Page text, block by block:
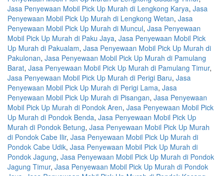
Jasa Penyewaan Mobil Pick Up Murah di Lengkong Karya, Jasa
Penyewaan Mobil Pick Up Murah di Lengkong Wetan, Jasa
Penyewaan Mobil Pick Up Murah di Muncul, Jasa Penyewaan
Mobil Pick Up Murah di Paku Jaya, Jasa Penyewaan Mobil Pick
Up Murah di Pakualam, Jasa Penyewaan Mobil Pick Up Murah di
Pakulonan, Jasa Penyewaan Mobil Pick Up Murah di Pamulang
Barat, Jasa Penyewaan Mobil Pick Up Murah di Pamulang Timur,
Jasa Penyewaan Mobil Pick Up Murah di Perigi Baru, Jasa
Penyewaan Mobil Pick Up Murah di Perigi Lama, Jasa
Penyewaan Mobil Pick Up Murah di Pisangan, Jasa Penyewaan
Mobil Pick Up Murah di Pondok Aren, Jasa Penyewaan Mobil Pick
Up Murah di Pondok Benda, Jasa Penyewaan Mobil Pick Up
Murah di Pondok Betung, Jasa Penyewaan Mobil Pick Up Murah
di Pondok Cabe Ilir, Jasa Penyewaan Mobil Pick Up Murah di
Pondok Cabe Udik, Jasa Penyewaan Mobil Pick Up Murah di
Pondok Jagung, Jasa Penyewaan Mobil Pick Up Murah di Pondok
Jagung Timur, Jasa Penyewaan Mobil Pick Up Murah di Pondok